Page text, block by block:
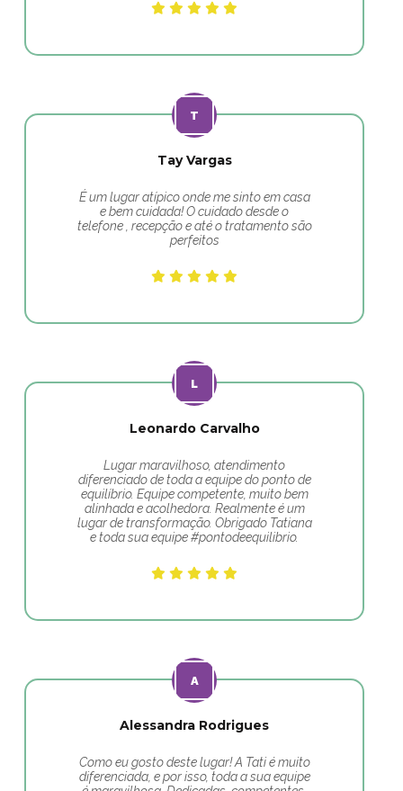
Tay Vargas
É um lugar atípico onde me sinto em casa
e bem cuidada! O cuidado desde o
telefone , recepção e até o tratamento são
perfeitos
Leonardo Carvalho
Lugar maravilhoso, atendimento
diferenciado de toda a equipe do ponto de
equilíbrio. Equipe competente, muito bem
alinhada e acolhedora. Realmente é um
lugar de transformação. Obrigado Tatiana
e toda sua equipe #pontodeequilibrio.
Alessandra Rodrigues
Como eu gosto deste lugar! A Tati é muito
diferenciada, e por isso, toda a sua equipe